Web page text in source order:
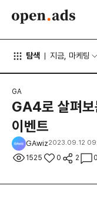
탐색 지금, 마케팅
GA
GA4로 살펴보
이벤트
GAwiz2023.09.12
1525 0 2 0